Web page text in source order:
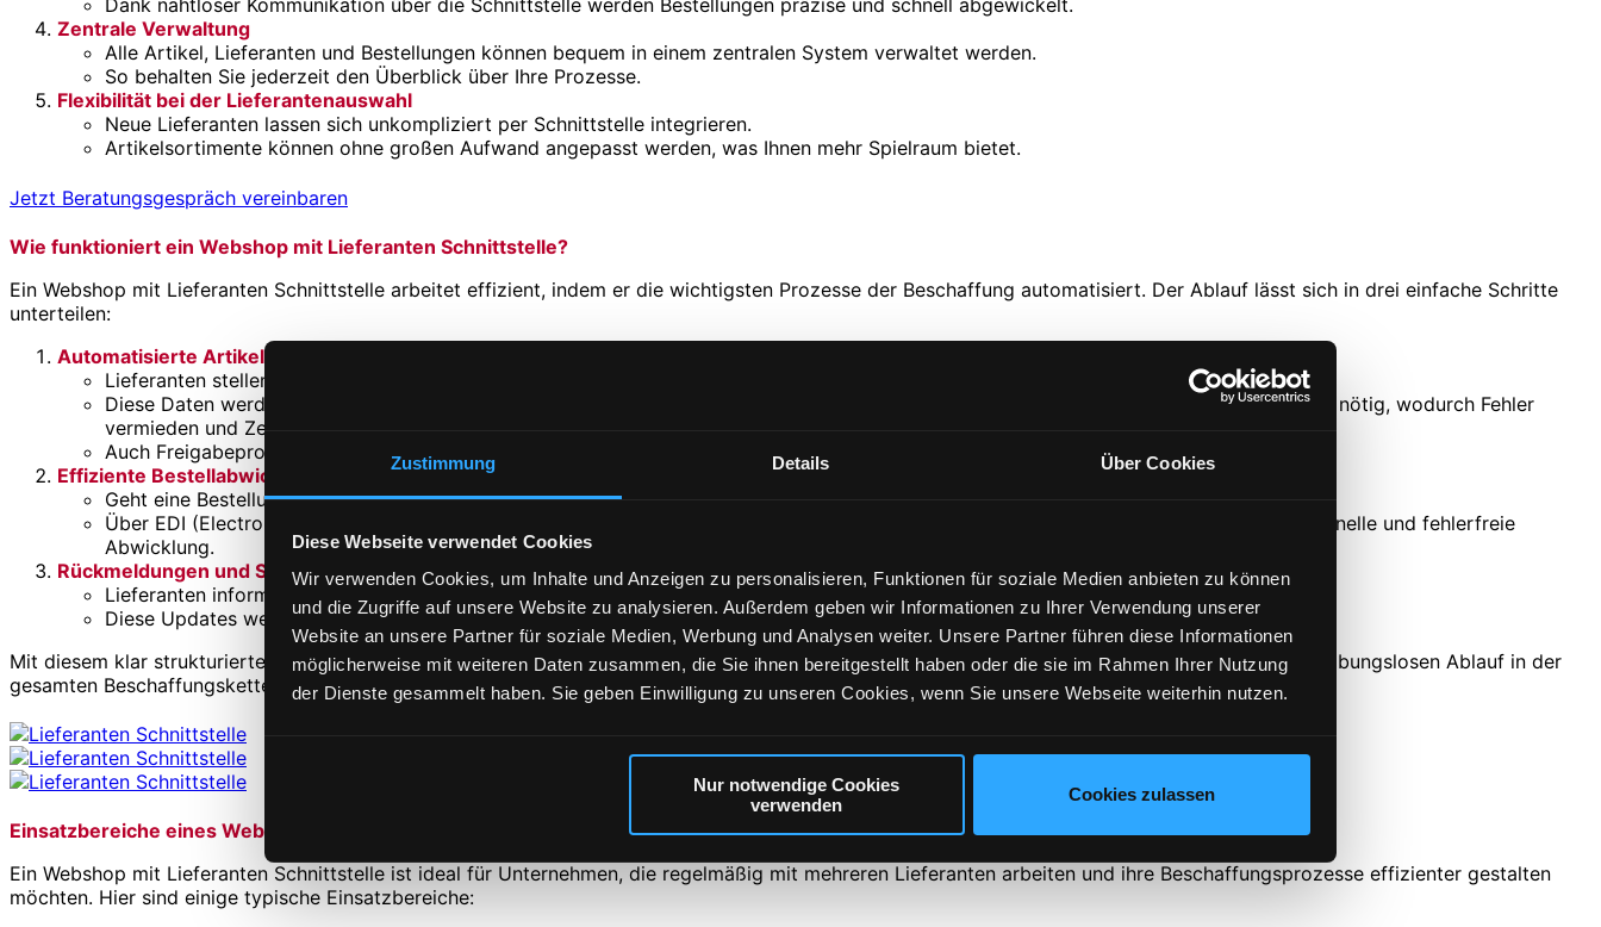
Zustimmung Details Über Cookies
Diese Webseite verwendet Cookies
Wir verwenden Cookies, um Inhalte und Anzeigen zu personalisieren, Funktionen für soziale Medien anbieten zu können
und die Zugriffe auf unsere Website zu analysieren. Außerdem geben wir Informationen zu Ihrer Verwendung unserer
Website an unsere Partner für soziale Medien, Werbung und Analysen weiter. Unsere Partner führen diese Informationen
möglicherweise mit weiteren Daten zusammen, die Sie ihnen bereitgestellt haben oder die sie im Rahmen Ihrer Nutzung
der Dienste gesammelt haben. Sie geben Einwilligung zu unseren Cookies, wenn Sie unsere Webseite weiterhin nutzen.
Nur notwendige Cookies
verwenden
Cookies zulassen
Dank nahtloser Kommunikation über die Schnittstelle werden Bestellungen präzise und schnell abgewickelt.
Zentrale Verwaltung
Alle Artikel, Lieferanten und Bestellungen können bequem in einem zentralen System verwaltet werden.
So behalten Sie jederzeit den Überblick über Ihre Prozesse.
Flexibilität bei der Lieferantenauswahl
Neue Lieferanten lassen sich unkompliziert per Schnittstelle integrieren.
Artikelsortimente können ohne großen Aufwand angepasst werden, was Ihnen mehr Spielraum bietet.
Jetzt Beratungsgespräch vereinbaren
Wie funktioniert ein Webshop mit Lieferanten Schnittstelle?
Ein Webshop mit Lieferanten Schnittstelle arbeitet effizient, indem er die wichtigsten Prozesse der Beschaffung automatisiert. Der Ablauf lässt sich in drei einfache Schritte
unterteilen:
Automatisierte Artikelverwaltung
Lieferanten stellen ihre Artikelsortimente samt Produktbildern, Beschreibungen und Preisen zur Verfügung.
Diese Daten werden über die Schnittstelle direkt in den Webshop übertragen und regelmäßig aktualisiert. Manuelle Pflege ist nicht mehr nötig, wodurch Fehler
vermieden und Zeit gespart wird.
Auch Freigabeprozesse für neue Artikel sind denkbar
Effiziente Bestellabwicklung
Geht eine Bestellung ein, wird diese automatisch analysiert und den jeweiligen Lieferanten zugeordnet.
Über EDI (Electronic Data Interchange) werden die relevanten Bestelldetails direkt an den Lieferanten übermittelt. Das sorgt für eine schnelle und fehlerfreie
Abwicklung.
Rückmeldungen und Statusupdates
Lieferanten informieren über den Bestellstatus, etwa Versandbestätigungen oder Liefertermine.
Diese Updates werden automatisch in den Webshop integriert, sodass Sie und Ihre Teams jederzeit den aktuellen Status im Blick haben.
Mit diesem klar strukturierten Prozess verbessert ein Webshop mit Lieferanten Schnittstelle nicht nur die Effizienz, sondern sorgt auch für einen reibungslosen Ablauf in der
gesamten Beschaffungskette.
Einsatzbereiche eines Webshops mit Lieferanten Schnittstelle
Ein Webshop mit Lieferanten Schnittstelle ist ideal für Unternehmen, die regelmäßig mit mehreren Lieferanten arbeiten und ihre Beschaffungsprozesse effizienter gestalten
möchten. Hier sind einige typische Einsatzbereiche: